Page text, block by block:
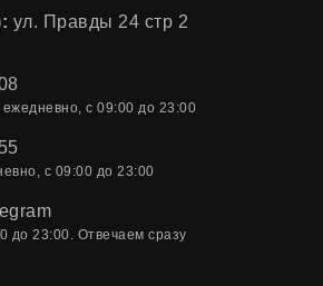
ул. Правды 24 стр 2
с 09:00 до 23:00
с 09:00 до 23:00
до 23:00. Отвечаем сразу